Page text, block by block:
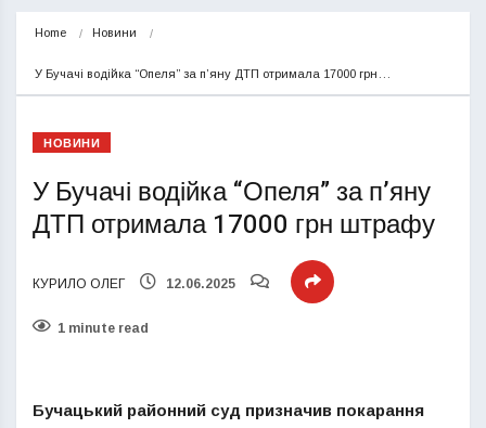
Home Новини
У Бучачі водійка “Опеля” за п’яну ДТП отримала 17000 грн…
НОВИНИ
У Бучачі водійка “Опеля” за п’яну
ДТП отримала 17000 грн штрафу
КУРИЛО ОЛЕГ 12.06.2025
1 minute read
Бучацький районний суд призначив покарання